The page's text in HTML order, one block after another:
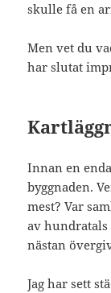
skulle få en
Men vet du
har slutat
Innan en
byggnaden.
mest? Var
av
nästan
Jag har sett